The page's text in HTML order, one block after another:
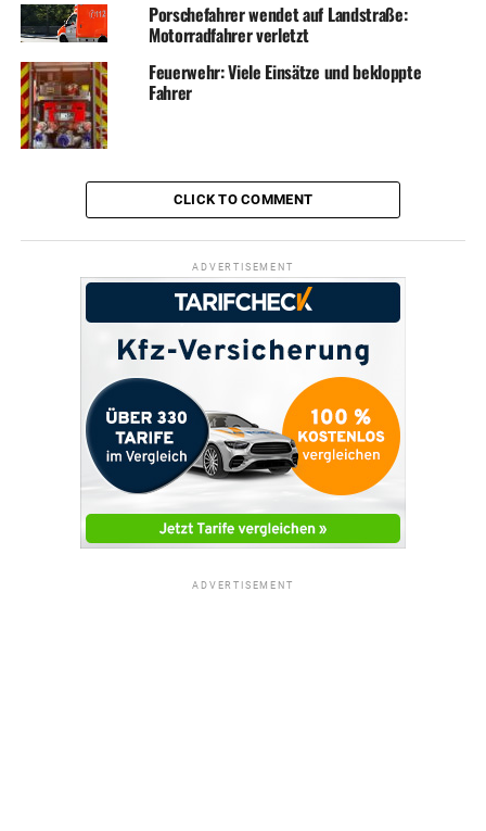
Porschefahrer wendet auf Landstraße:
Motorradfahrer verletzt
Feuerwehr: Viele Einsätze und bekloppte
Fahrer
CLICK TO COMMENT
ADVERTISEMENT
ADVERTISEMENT